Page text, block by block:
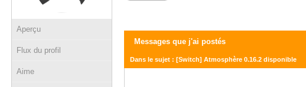
Aperçu
Flux du profil
Aime
Messages que j'ai postés
Dans le sujet : [Switch] Atmosphère 0.16.2 disponible